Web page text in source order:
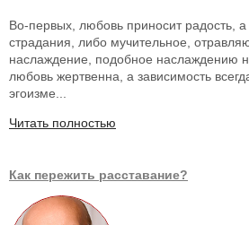
Во-первых, любовь приносит радость,
страдания, либо мучительное,
наслаждение, подобное наслаждению
любовь жертвенна, а зависимость
эгоизме...
Читать полностью
Как пережить расставание?